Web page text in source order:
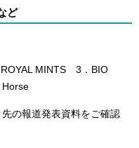
ど
MINTS 3．BIO
の報道発表資料をご確認